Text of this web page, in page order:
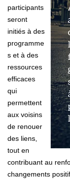
participants
seront
initiés à des
programme
s et à des
ressources
efficaces
qui
permettent
aux voisins
de renouer
des liens,
tout en
contribuant au
changements